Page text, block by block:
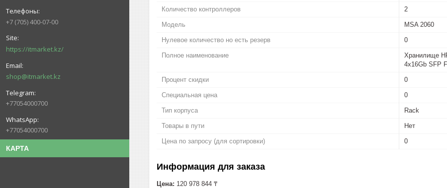
+7 (705) 400-07-00
https://itmarket.kz/
shop@itmarket.kz
+77054000700
+77054000700
КАРТА
Количество контроллеров 2
Модель MSA 2060
Нулевое количество но есть резерв 0
Полное наименование
Хранилище
4x16Gb SFP
Процент скидки 0
Специальная цена 0
Тип корпуса Rack
Товары в пути Нет
Цена по запросу (для сортировки) 0
Информация для заказа
Цена: 120 978 844 ₸